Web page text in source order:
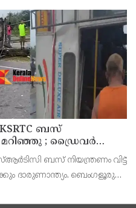
വെല്ല
ബസ്
; ഡ്രെെവർക്കും
നിരവധി യാത്രക്കാർക്ക്
ബസ് നിയന്ത്രണം വിട്ട്
ദാരുണാന്ത്യം. ബെംഗളൂരു